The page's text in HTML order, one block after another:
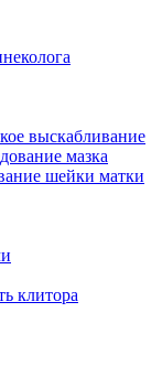
выскабливание
мазка
шейки матки
клитора